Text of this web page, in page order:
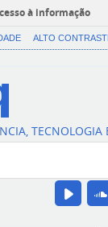
à informação
ALTO
TECNOLOGIA